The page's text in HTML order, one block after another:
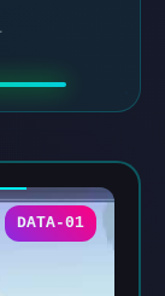
DATA-01